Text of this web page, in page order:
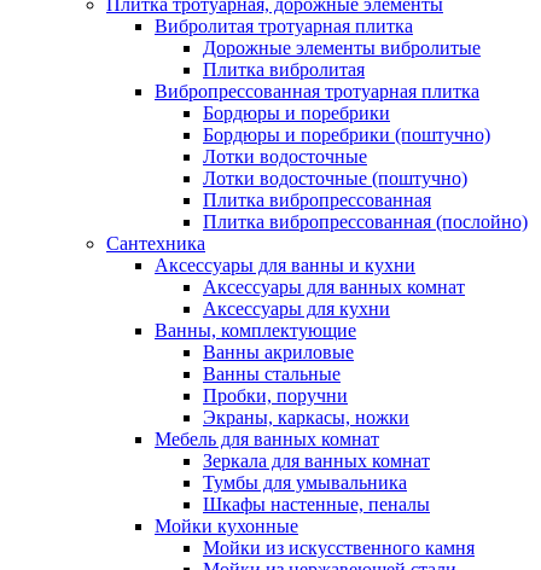
Плитка тротуарная, дорожные элементы
Вибролитая тротуарная плитка
Дорожные элементы вибролитые
Плитка вибролитая
Вибропрессованная тротуарная плитка
Бордюры и поребрики
Бордюры и поребрики (поштучно)
Лотки водосточные
Лотки водосточные (поштучно)
Плитка вибропрессованная
Плитка вибропрессованная (послойно)
Сантехника
Аксессуары для ванны и кухни
Аксессуары для ванных комнат
Аксессуары для кухни
Ванны, комплектующие
Ванны акриловые
Ванны стальные
Пробки, поручни
Экраны, каркасы, ножки
Мебель для ванных комнат
Зеркала для ванных комнат
Тумбы для умывальника
Шкафы настенные, пеналы
Мойки кухонные
Мойки из искусственного камня